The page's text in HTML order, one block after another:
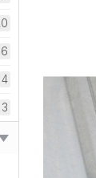
4
2
3
3
6
4
3